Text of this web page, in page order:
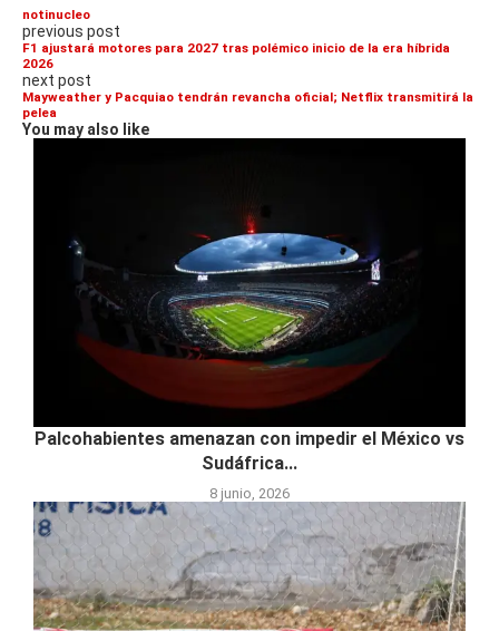
notinucleo
previous post
F1 ajustará motores para 2027 tras polémico inicio de la era híbrida
2026
next post
Mayweather y Pacquiao tendrán revancha oficial; Netflix transmitirá la
pelea
You may also like
Palcohabientes amenazan con impedir el México vs
Sudáfrica...
8 junio, 2026